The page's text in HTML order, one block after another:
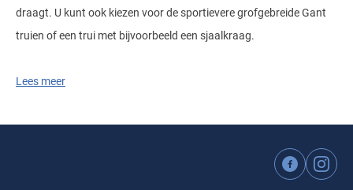
draagt. U kunt ook kiezen voor de sportievere grofgebreide Gant
truien of een trui met bijvoorbeeld een sjaalkraag.
Wilt u zeker weten dat uw nieuwe trui perfect past? Raadpleeg
kunt vinden op basis van uw lichaamsmaten. Zo bestelt u altijd de
ideale Gant pullover die comfortabel zit én mooi aansluit.
Lees meer